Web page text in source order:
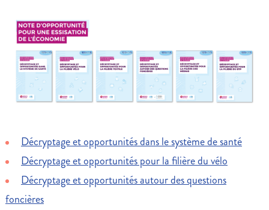
Décryptage et opportunités dans le système de santé
Décryptage et opportunités pour la filière du vélo
Décryptage et opportunités autour des questions
foncières